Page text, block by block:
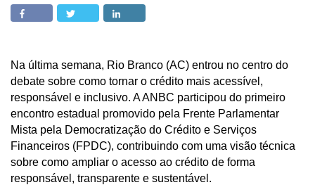
Na última semana, Rio Branco (AC) entrou no centro do
debate sobre como tornar o crédito mais acessível,
responsável e inclusivo. A ANBC participou do primeiro
encontro estadual promovido pela Frente Parlamentar
Mista pela Democratização do Crédito e Serviços
Financeiros (FPDC), contribuindo com uma visão técnica
sobre como ampliar o acesso ao crédito de forma
responsável, transparente e sustentável.